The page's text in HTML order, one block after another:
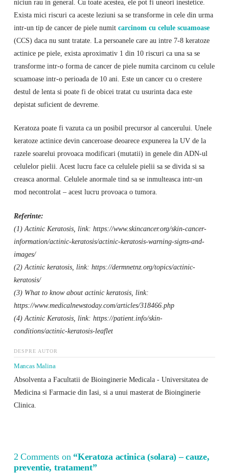
niciun rau in general. Cu toate acestea, ele pot fi uneori inestetice.
Exista mici riscuri ca aceste leziuni sa se transforme in cele din urma
intr-un tip de cancer de piele numit carcinom cu celule scuamoase
(CCS) daca nu sunt tratate. La persoanele care au intre 7-8 keratoze
actinice pe piele, exista aproximativ 1 din 10 riscuri ca una sa se
transforme intr-o forma de cancer de piele numita carcinom cu celule
scuamoase intr-o perioada de 10 ani. Este un cancer cu o crestere
destul de lenta si poate fi de obicei tratat cu usurinta daca este
depistat suficient de devreme.
Keratoza poate fi vazuta ca un posibil precursor al cancerului. Unele
keratoze actinice devin canceroase deoarece expunerea la UV de la
razele soarelui provoaca modificari (mutatii) in genele din ADN-ul
celulelor pielii. Acest lucru face ca celulele pielii sa se divida si sa
creasca anormal. Celulele anormale tind sa se inmulteasca intr-un
mod necontrolat – acest lucru provoaca o tumora.
Referinte:
(1) Actinic Keratosis, link: https://www.skincancer.org/skin-cancer-
information/actinic-keratosis/actinic-keratosis-warning-signs-and-
images/
(2) Actinic keratosis, link: https://dermnetnz.org/topics/actinic-
keratosis/
(3) What to know about actinic keratosis, link:
https://www.medicalnewstoday.com/articles/318466.php
(4) Actinic Keratosis, link: https://patient.info/skin-
conditions/actinic-keratosis-leaflet
DESPRE AUTOR
Mancas Malina
Absolventa a Facultatii de Bioinginerie Medicala - Universitatea de
Medicina si Farmacie din Iasi, si a unui masterat de Bioinginerie
Clinica.
2 Comments on “Keratoza actinica (solara) – cauze,
preventie, tratament”